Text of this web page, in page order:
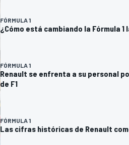
FÓRMULA 1
¿Cómo está cambiando la Fórmula
FÓRMULA 1
Renault se enfrenta a su personal
de F1
FÓRMULA 1
Las cifras históricas de Renault